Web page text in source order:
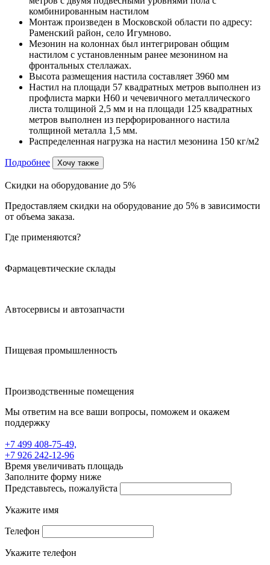
комбинированным настилом
Монтаж произведен в Московской области по адресу:
Раменский район, село Игумново.
Мезонин на колоннах был интегрирован общим
настилом с установленным ранее мезонином на
фронтальных стеллажах.
Высота размещения настила составляет 3960 мм
Настил на площади 57 квадратных метров выполнен из
профлиста марки Н60 и чечевичного металлического
листа толщиной 2,5 мм и на площади 125 квадратных
метров выполнен из перфорированного настила
толщиной металла 1,5 мм.
Распределенная нагрузка на настил мезонина 150 кг/м2
Подробнее Хочу также
Скидки на оборудование до 5%
Предоставляем скидки на оборудование до 5% в зависимости
от объема заказа.
Где применяются?
Фармацевтические склады
Автосервисы и автозапчасти
Пищевая промышленность
Производственные помещения
Мы ответим на все ваши вопросы, поможем и окажем
поддержку
+7 499 408-75-49,
+7 926 242-12-96
Время увеличивать площадь
Заполните форму ниже
Представьтесь, пожалуйста
Укажите имя
Телефон
Укажите телефон